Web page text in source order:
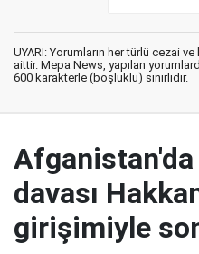
UYARI: Yorumların her türlü cezai
aittir. Mepa News, yapılan
600 karakterle (boşluklu) sınırlıdır.
Afganistan'da
davası
girişimiyle